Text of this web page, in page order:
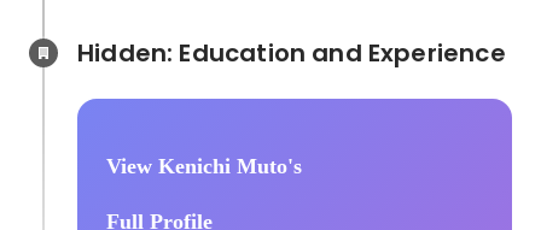
View Kenichi Muto's
Full Profile